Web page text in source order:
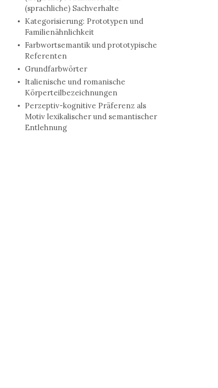
(sprachliche) Sachverhalte
Kategorisierung: Prototypen und
Familienähnlichkeit
Farbwortsemantik und prototypische
Referenten
Grundfarbwörter
Italienische und romanische
Körperteilbezeichnungen
Perzeptiv-kognitive Präferenz als
Motiv lexikalischer und semantischer
Entlehnung